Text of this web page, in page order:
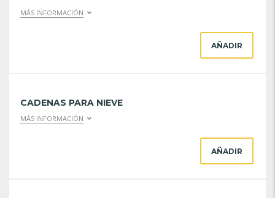
MÁS INFORMACIÓN
AÑADIR
CADENAS PARA NIEVE
MÁS INFORMACIÓN
AÑADIR